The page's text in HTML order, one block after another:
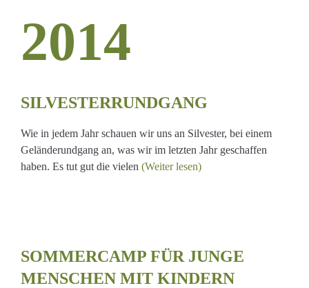
2014
SILVESTERRUNDGANG
Wie in jedem Jahr schauen wir uns an Silvester, bei einem
Geländerundgang an, was wir im letzten Jahr geschaffen
haben. Es tut gut die vielen (Weiter lesen)
SOMMERCAMP FÜR JUNGE
MENSCHEN MIT KINDERN